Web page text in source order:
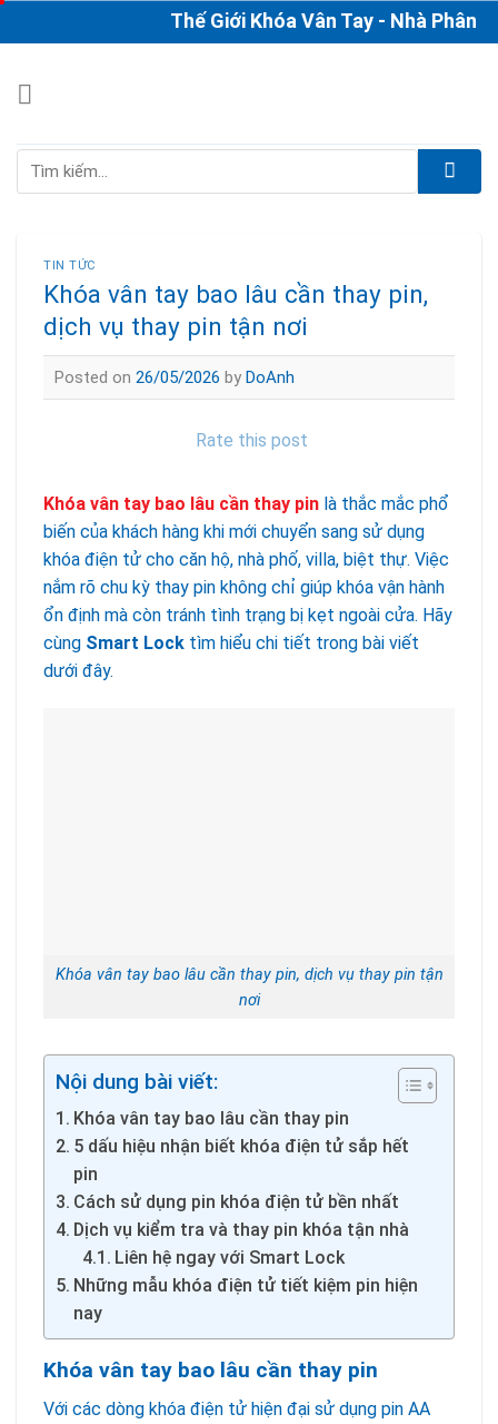
to
Thế Giới Khóa Vân Tay - Nhà Phân
Tìm
TIN TỨC
Khóa vân tay bao lâu cần thay pin,
dịch vụ thay pin tận nơi
Posted on 26/05/2026 by DoAnh
Rate this post
Khóa vân tay bao lâu cần thay pin là thắc mắc phổ
biến của khách hàng khi mới chuyển sang sử dụng
khóa điện tử cho căn hộ, nhà phố, villa, biệt thự. Việc
nắm rõ chu kỳ thay pin không chỉ giúp khóa vận hành
ổn định mà còn tránh tình trạng bị kẹt ngoài cửa. Hãy
cùng Smart Lock tìm hiểu chi tiết trong bài viết
dưới đây.
Khóa vân tay bao lâu cần thay pin, dịch vụ thay pin tận
nơi
Nội dung bài viết:
Khóa vân tay bao lâu cần thay pin
5 dấu hiệu nhận biết khóa điện tử sắp hết
pin
Cách sử dụng pin khóa điện tử bền nhất
Dịch vụ kiểm tra và thay pin khóa tận nhà
Liên hệ ngay với Smart Lock
Những mẫu khóa điện tử tiết kiệm pin hiện
nay
Khóa vân tay bao lâu cần thay pin
Với các dòng khóa điện tử hiện đại sử dụng pin AA